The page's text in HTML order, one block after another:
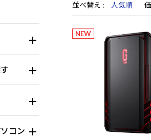
コン
並べ替え 人気順
NEW